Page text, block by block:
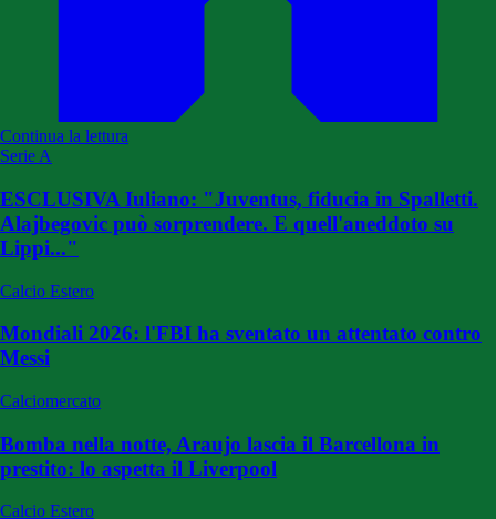
Continua la lettura
Serie A
ESCLUSIVA Iuliano: "Juventus, fiducia in Spalletti.
Alajbegovic può sorprendere. E quell'aneddoto su
Lippi..."
Calcio Estero
Mondiali 2026: l'FBI ha sventato un attentato contro
Messi
Calciomercato
Bomba nella notte, Araujo lascia il Barcellona in
prestito: lo aspetta il Liverpool
Calcio Estero